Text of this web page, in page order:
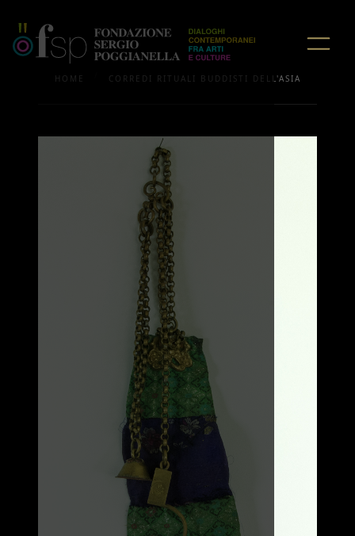
HOME CORREDI RITUALI BUDDISTI DELL'ASIA